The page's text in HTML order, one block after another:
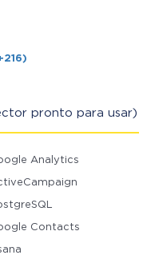
pronto para usar)
Analytics
Contacts